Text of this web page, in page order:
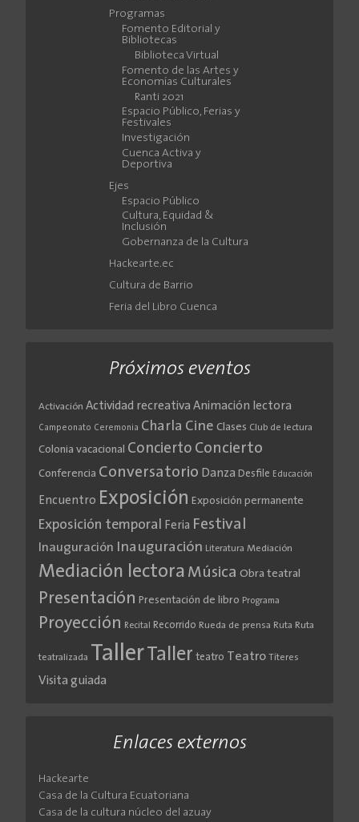
Programas
Fomento Editorial y
Bibliotecas
Biblioteca Virtual
Fomento de las Artes y
Economías Culturales
Ranti 2021
Espacio Público, Ferias y
Festivales
Investigación
Cuenca Activa y
Deportiva
Ejes
Espacio Público
Cultura, Equidad &
Inclusión
Gobernanza de la Cultura
Hackearte.ec
Cultura de Barrio
Feria del Libro Cuenca
Próximos eventos
Activación Actividad recreativa Animación lectora
Campeonato Ceremonia Charla Cine Clases Club de lectura
Colonia vacacional Concierto Concierto
Conferencia Conversatorio Danza Desfile Educación
Encuentro Exposición Exposición permanente
Exposición temporal Feria Festival
Inauguración Inauguración Literatura Mediación
Mediación lectora Música Obra teatral
Presentación Presentación de libro Programa
Proyección Recital Recorrido Rueda de prensa Ruta Ruta
teatralizada Taller Taller teatro Teatro Títeres
Visita guiada
Enlaces externos
Hackearte
Casa de la Cultura Ecuatoriana
Casa de la cultura núcleo del azuay